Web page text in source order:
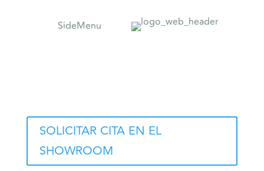
SideMenu
SOLICITAR CITA EN EL
SHOWROOM